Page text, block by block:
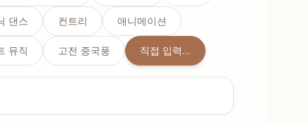
댄스 컨트리 애니메이션
뮤직 고전 중국풍 직접 입력...